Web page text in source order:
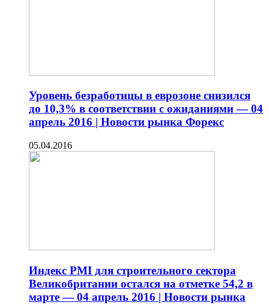
Уровень безработицы в еврозоне снизился
до 10,3% в соответствии с ожиданиями — 04
апрель 2016 | Новости рынка Форекс
05.04.2016
Индекс PMI для строительного сектора
Великобритании остался на отметке 54,2 в
марте — 04 апрель 2016 | Новости рынка